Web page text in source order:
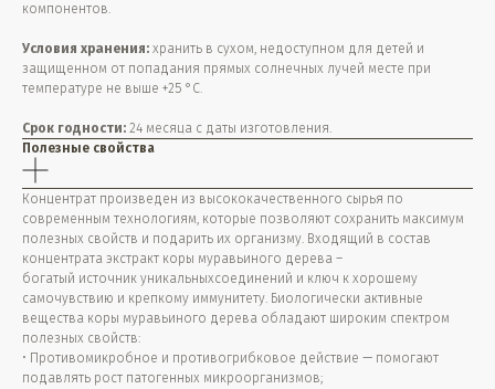
компонентов.
Условия хранения: хранить в сухом, недоступном для детей и
защищенном от попадания прямых солнечных лучей месте при
температуре не выше +25 °С.
Срок годности: 24 месяца с даты изготовления.
Полезные свойства
Концентрат произведен из высококачественного сырья по
современным технологиям, которые позволяют сохранить максимум
полезных свойств и подарить их организму. Входящий в состав
концентрата экстракт коры муравьиного дерева –
богатый источник уникальныхсоединений и ключ к хорошему
самочувствию и крепкому иммунитету. Биологически активные
вещества коры муравьиного дерева обладают широким спектром
полезных свойств:
• Противомикробное и противогрибковое действие — помогают
подавлять рост патогенных микроорганизмов;